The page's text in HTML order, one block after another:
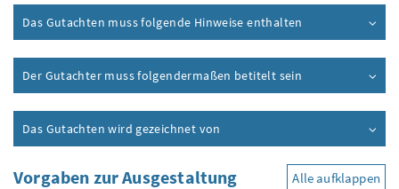
Das Gutachten muss folgende Hinweise enthalten
Der Gutachter muss folgendermaßen betitelt sein
Das Gutachten wird gezeichnet von
Vorgaben zur Ausgestaltung
Alle aufklappen